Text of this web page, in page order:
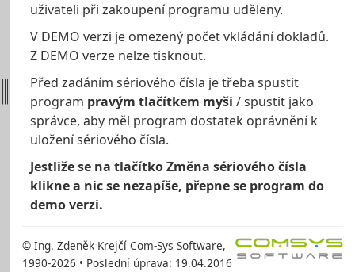
uživateli při zakoupení programu uděleny.
V DEMO verzi je omezený počet vkládání dokladů.
Z DEMO verze nelze tisknout.
Před zadáním sériového čísla je třeba spustit
program pravým tlačítkem myši / spustit jako
správce, aby měl program dostatek oprávnění k
uložení sériového čísla.
Jestliže se na tlačítko Změna sériového čísla
klikne a nic se nezapíše, přepne se program do
demo verzi.
© Ing. Zdeněk Krejčí Com-Sys Software,
1990-2026 • Poslední úprava: 19.04.2016